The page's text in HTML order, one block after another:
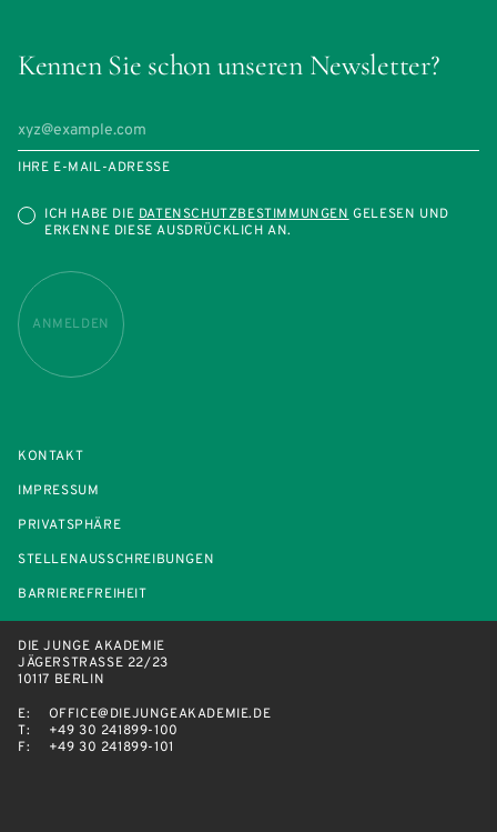
Kennen Sie schon unseren Newsletter?
IHRE E-MAIL-ADRESSE
ICH HABE DIEDATENSCHUTZBESTIMMUNGENGELESEN UND
ERKENNE DIESE AUSDRÜCKLICH AN.
ANMELDEN
KONTAKT
IMPRESSUM
PRIVATSPHÄRE
STELLENAUSSCHREIBUNGEN
BARRIEREFREIHEIT
DIE JUNGE AKADEMIE
JÄGERSTRASSE 22/23
10117 BERLIN
E:
OFFICE@DIEJUNGEAKADEMIE.DE
T:
+49 30 241899-100
F:
+49 30 241899-101